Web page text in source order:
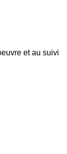
et au suivi